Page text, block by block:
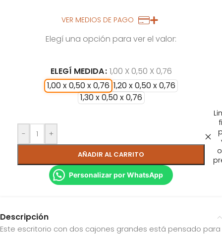
VER MEDIOS DE PAGO
Elegí una opción para ver el valor:
ELEGÍ MEDIDA 1,00 X 0,50 X 0,76
1,00 x 0,50 x 0,76 1,20 x 0,50 x 0,76
1,30 x 0,50 x 0,76
- +
AÑADIR AL CARRITO
Personalizar por WhatsApp
Descripción
Este escritorio con dos cajones grandes está pensado para